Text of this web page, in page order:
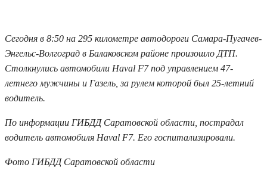
Сегодня в 8:50 на 295 километре автодороги Самара-Пугачев-
Энгельс-Волгоград в Балаковском районе произошло ДТП.
Столкнулись автомобили Haval F7 под управлением 47-
летнего мужчины и Газель, за рулем которой был 25-летний
водитель.
По информации ГИБДД Саратовской области, пострадал
водитель автомобиля Haval F7. Его госпитализировали.
Фото ГИБДД Саратовской области